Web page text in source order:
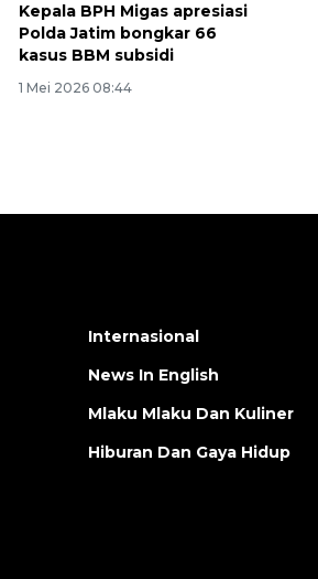
Kepala BPH Migas apresiasi
Polda Jatim bongkar 66
kasus BBM subsidi
1 Mei 2026 08:44
Internasional
News In English
Mlaku Mlaku Dan Kuliner
Hiburan Dan Gaya Hidup